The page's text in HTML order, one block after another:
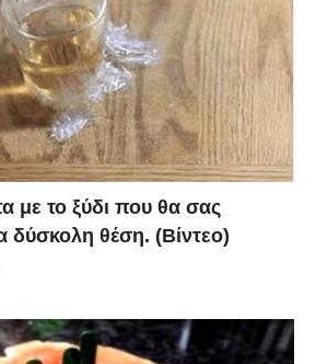
με το ξύδι που θα σας
δύσκολη θέση. (Βίντεο)